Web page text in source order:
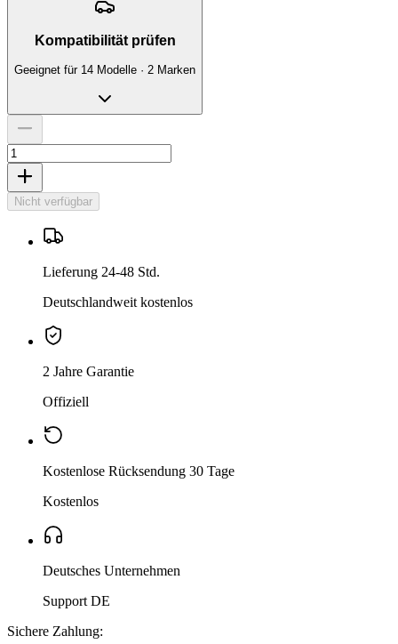
Kompatibilität prüfen
Geeignet für 14 Modelle · 2 Marken
Nicht verfügbar
Lieferung 24-48 Std.
Deutschlandweit kostenlos
2 Jahre Garantie
Offiziell
Kostenlose Rücksendung 30 Tage
Kostenlos
Deutsches Unternehmen
Support DE
Sichere Zahlung: